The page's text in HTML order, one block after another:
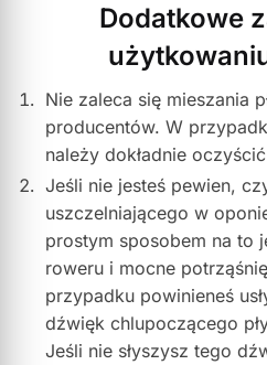
Dodatkowe
Nie zaleca się mieszania
producentów. W
należy dokładnie
Jeśli nie jesteś pewien,
uszczelniającego w
prostym sposobem na to
roweru i mocne
przypadku powinieneś
dźwięk chlupoczącego
Jeśli nie słyszysz tego